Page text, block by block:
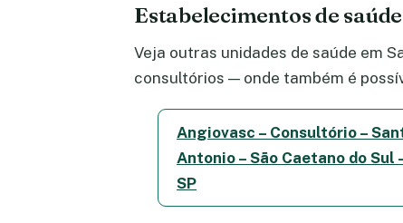
Estabelecimentos de
Veja outras unidades de saúde em
consultórios — onde também é
Angiovasc – Consultório –
Antonio – São Caetano do Sul
SP